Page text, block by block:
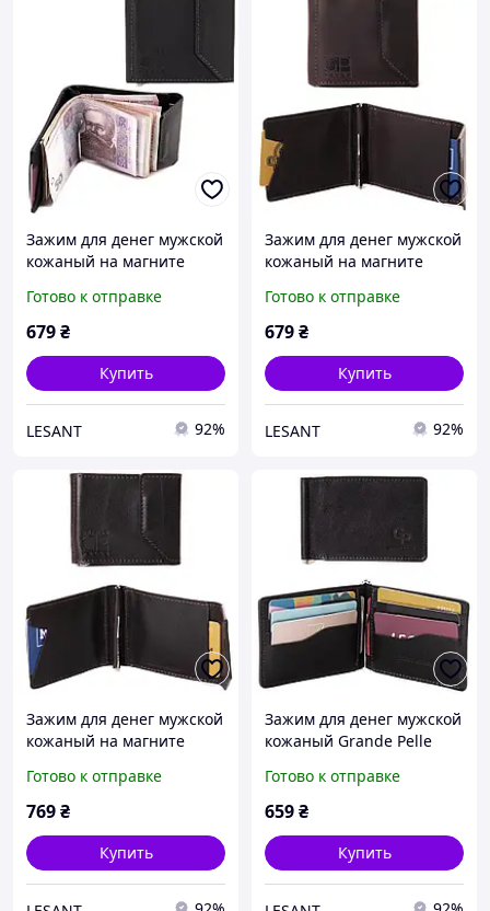
Зажим для денег мужской
кожаный на магните
Готово к отправке
679₴
Купить
LESANT 92%
Зажим для денег мужской
кожаный на магните
Готово к отправке
679₴
Купить
LESANT 92%
Зажим для денег мужской
кожаный на магните
Готово к отправке
769₴
Купить
Зажим для денег мужской
кожаный Grande Pelle
Готово к отправке
659₴
Купить